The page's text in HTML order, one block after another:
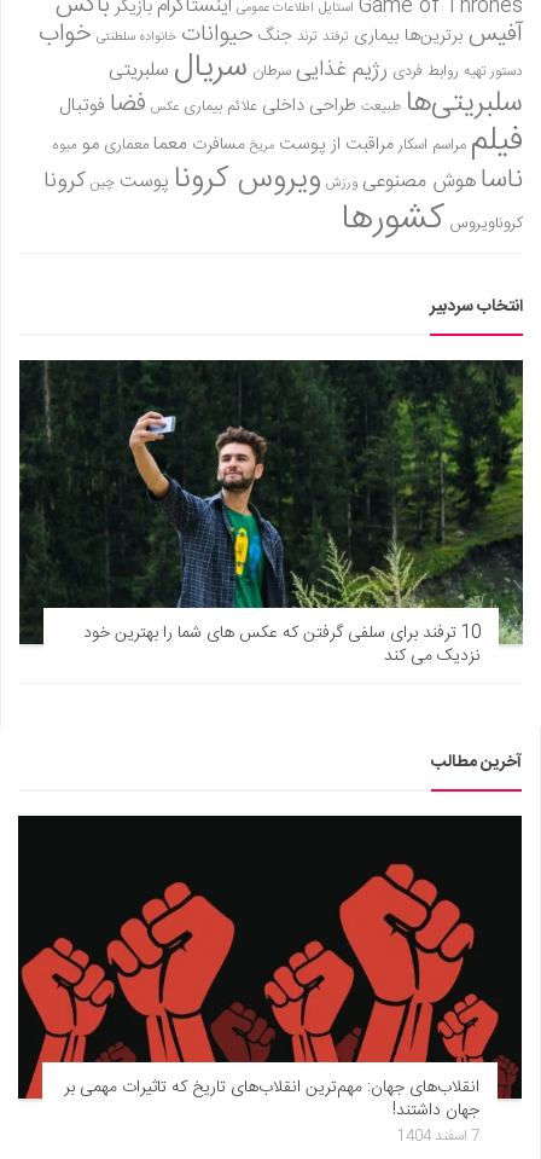
Game of Thrones استایل اطلاعات عمومی اینستاگرام بازیگر
آفیس برترین‌ها بیماری ترفند ترند جنگ حیوانات خانواده سلطنتی خواب
دستور تهیه روابط فردی رژیم غذاییسرطان سریال سلبریتی
سلبریتی‌ها طبیعت طراحی داخلی علائم بیماری عکس فضا فوتبال
فیلم مراسم اسکارمراقبت از پوست مریخ مسافرت معمامعماری مو میوه
ناساهوش مصنوعی ورزش ویروس کرونا پوست چین کرونا
کروناویروس کشورها
انتخاب سردبیر
10 ترفند برای سلفی گرفتن که عکس های شما را بهترین خود
نزدیک می کند
آخرین مطالب
انقلاب‌های جهان: مهم‌ترین انقلاب‌های تاریخ که تاثیرات مهمی بر
جهان داشتند!
7 اسفند 1404